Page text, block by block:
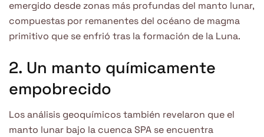
emergido desde zonas más profundas del manto lunar,
compuestas por remanentes del océano de magma
primitivo que se enfrió tras la formación de la Luna.
2. Un manto químicamente
empobrecido
Los análisis geoquímicos también revelaron que el
manto lunar bajo la cuenca SPA se encuentra